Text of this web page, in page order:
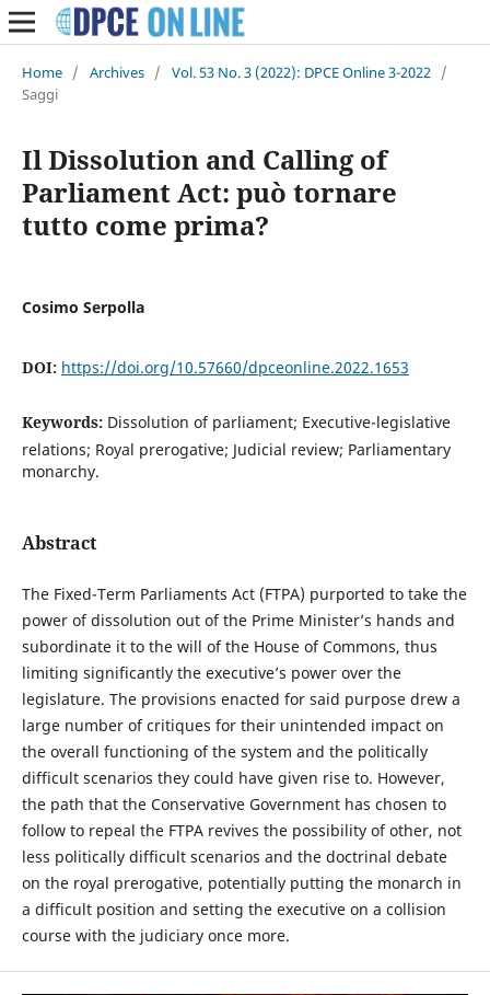
Home / Archives / Vol. 53 No. 3 (2022): DPCE Online 3-2022 /
Saggi
Il Dissolution and Calling of
Parliament Act: può tornare
tutto come prima?
Cosimo Serpolla
DOI: https://doi.org/10.57660/dpceonline.2022.1653
Keywords: Dissolution of parliament; Executive-legislative
relations; Royal prerogative; Judicial review; Parliamentary
monarchy.
Abstract
The Fixed-Term Parliaments Act (FTPA) purported to take the
power of dissolution out of the Prime Minister’s hands and
subordinate it to the will of the House of Commons, thus
limiting significantly the executive’s power over the
legislature. The provisions enacted for said purpose drew a
large number of critiques for their unintended impact on
the overall functioning of the system and the politically
difficult scenarios they could have given rise to. However,
the path that the Conservative Government has chosen to
follow to repeal the FTPA revives the possibility of other, not
less politically difficult scenarios and the doctrinal debate
on the royal prerogative, potentially putting the monarch in
a difficult position and setting the executive on a collision
course with the judiciary once more.